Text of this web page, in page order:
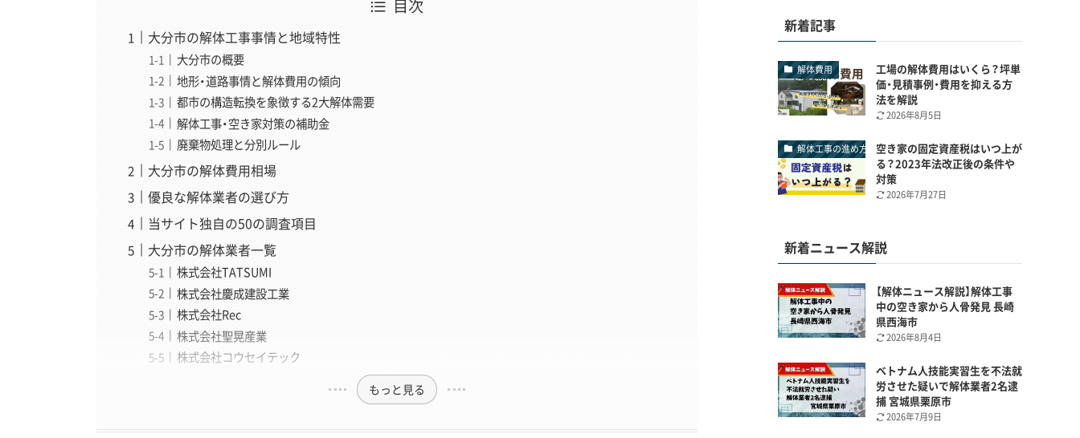
目次
大分市の解体工事事情と地域特性
大分市の概要
地形・道路事情と解体費用の傾向
都市の構造転換を象徴する2大解体需要
解体工事・空き家対策の補助金
廃棄物処理と分別ルール
大分市の解体費用相場
優良な解体業者の選び方
当サイト独自の50の調査項目
大分市の解体業者一覧
株式会社TATSUMI
株式会社慶成建設工業
株式会社Rec
株式会社聖晃産業
株式会社コウセイテック
もっと見る
新着記事
解体費用
工場の解体費用はいくら？坪単
価・見積事例・費用を抑える方
法を解説
2026年8月5日
解体工事の進め方
空き家の固定資産税はいつ上が
る？2023年法改正後の条件や
対策
2026年7月27日
新着ニュース解説
【解体ニュース解説】解体工事
中の空き家から人骨発見 長崎
県西海市
2026年8月4日
ベトナム人技能実習生を不法就
労させた疑いで解体業者2名逮
捕 宮城県栗原市
2026年7月9日